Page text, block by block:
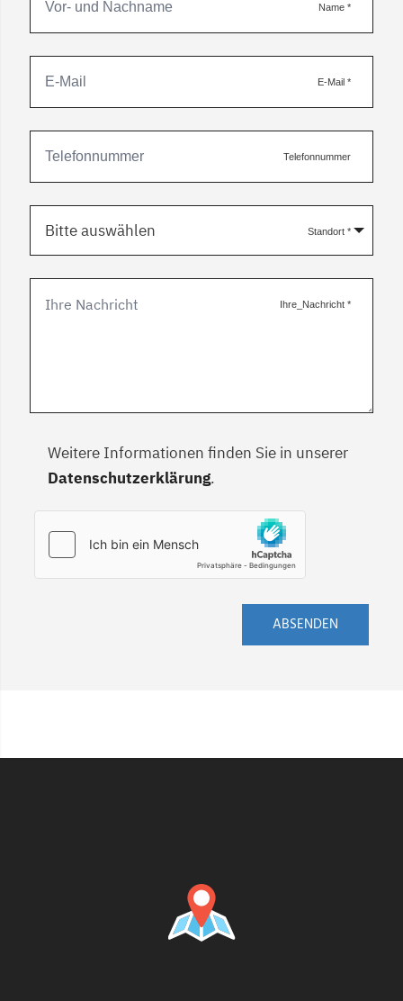
Name *
E-Mail *
Telefonnummer
Standort *
Bitte auswählen
Ihre_Nachricht *
Weitere Informationen finden Sie in unserer
Datenschutzerklärung.
ABSENDEN